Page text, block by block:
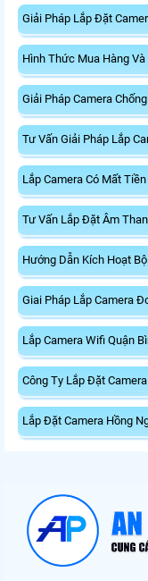
Giải Pháp Lắp Đặt
Hình Thức Mua Hàng
Giải Pháp Camera
Tư Vấn Giải Pháp Lắp
Lắp Camera Có Mất
Tư Vấn Lắp Đặt Âm
Hướng Dẫn Kích Hoạt
Giai Pháp Lắp Camera
Lắp Camera Wifi Quận
Công Ty Lắp Đặt
Lắp Đặt Camera Hồng